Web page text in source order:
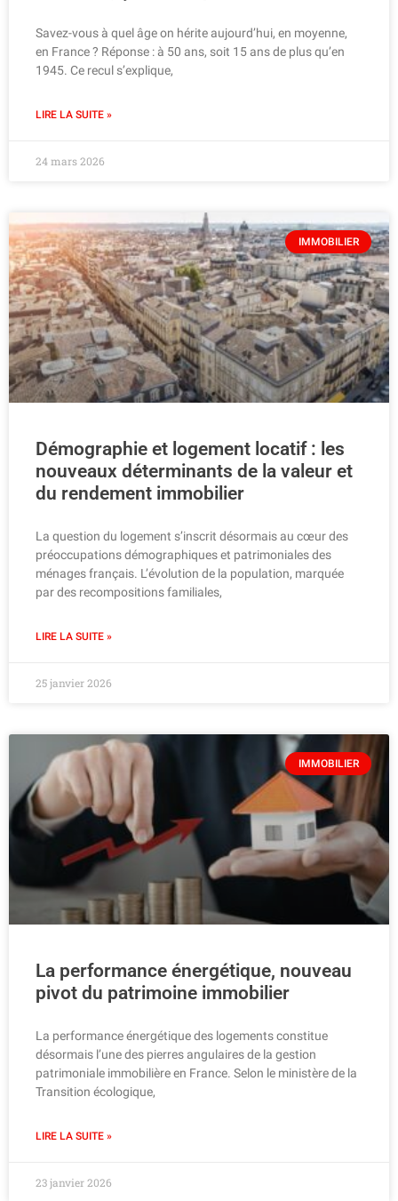
Savez-vous à quel âge on hérite aujourd’hui, en moyenne,
en France ? Réponse : à 50 ans, soit 15 ans de plus qu’en
1945. Ce recul s’explique,
LIRE LA SUITE »
24 mars 2026
IMMOBILIER
Démographie et logement locatif : les
nouveaux déterminants de la valeur et
du rendement immobilier
La question du logement s’inscrit désormais au cœur des
préoccupations démographiques et patrimoniales des
ménages français. L’évolution de la population, marquée
par des recompositions familiales,
LIRE LA SUITE »
25 janvier 2026
IMMOBILIER
La performance énergétique, nouveau
pivot du patrimoine immobilier
La performance énergétique des logements constitue
désormais l’une des pierres angulaires de la gestion
patrimoniale immobilière en France. Selon le ministère de la
Transition écologique,
LIRE LA SUITE »
23 janvier 2026